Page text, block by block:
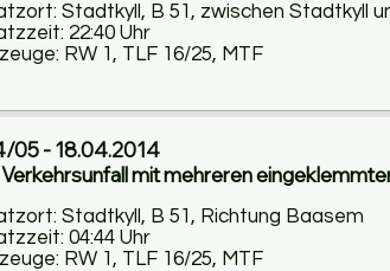
Stadtkyll, B 51, zwischen Stadtkyll
22:40 Uhr
RW 1, TLF 16/25, MTF
05 - 18.04.2014
mit mehreren
Stadtkyll, B 51, Richtung Baasem
04:44 Uhr
RW 1, TLF 16/25, MTF